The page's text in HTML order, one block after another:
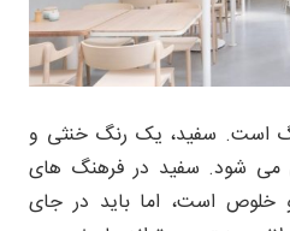
است. سفید، یک رنگ خنثی و
می شود. سفید در فرهنگ های
خلوص است، اما باید در جای